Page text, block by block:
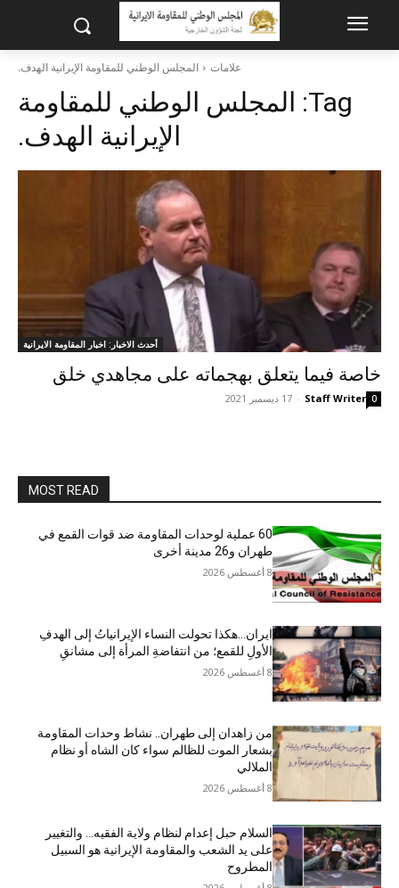
علامات المجلس الوطني للمقاومة الإيرانية الهدف.
Tag: المجلس الوطني للمقاومة
الإيرانية الهدف.
أحدث الاخبار: اخبار المقاومة الايرانية
خاصة فيما يتعلق بهجماته على مجاهدي خلق
Staff Writer
- 17 ديسمبر 2021 0
MOST READ
60 عملية لوحدات المقاومة ضد قوات القمع في
طهران و26 مدينة أخرى
8 أغسطس 2026
ایران…هکذا تحولت النساء الإيرانياتُ إلى الهدفِ
الأولِ للقمع؛ من انتفاضةِ المرأة إلى مشانقِ
8 أغسطس 2026
من زاهدان إلى طهران.. نشاط وحدات المقاومة
بشعار الموت للظالم سواء كان الشاه أو نظام
الملالي
8 أغسطس 2026
السلام حبل إعدام لنظام ولاية الفقيه… والتغيير
على يد الشعب والمقاومة الإيرانية هو السبيل
المطروح